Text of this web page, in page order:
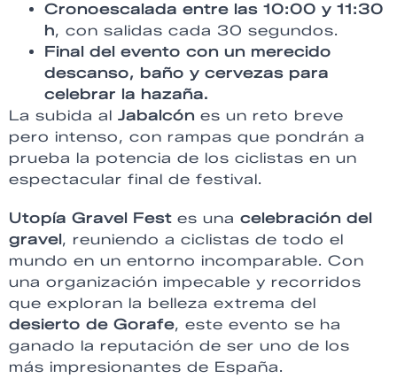
Cronoescalada entre las 10:00 y 11:30
h, con salidas cada 30 segundos.
Final del evento con un merecido
descanso, baño y cervezas para
celebrar la hazaña.
La subida al Jabalcón es un reto breve
pero intenso, con rampas que pondrán a
prueba la potencia de los ciclistas en un
espectacular final de festival.
Utopía Gravel Fest es una celebración del
gravel , reuniendo a ciclistas de todo el
mundo en un entorno incomparable. Con
una organización impecable y recorridos
que exploran la belleza extrema del
desierto de Gorafe, este evento se ha
ganado la reputación de ser uno de los
más impresionantes de España.